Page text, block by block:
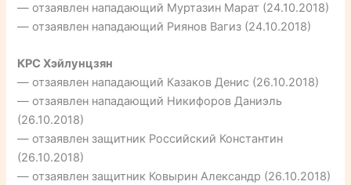
— отзаявлен нападающий Муртазин Марат (24.10.2018)
— отзаявлен нападающий Риянов Вагиз (24.10.2018)
КРС Хэйлунцзян
— отзаявлен нападающий Казаков Денис (26.10.2018)
— отзаявлен нападающий Никифоров Даниэль
(26.10.2018)
— отзаявлен защитник Российский Константин
(26.10.2018)
— отзаявлен защитник Ковырин Александр (26.10.2018)